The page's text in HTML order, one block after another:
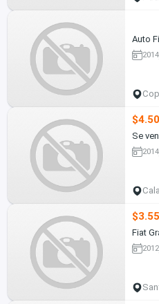
Auto
2014
Se
2014
Fiat
2012